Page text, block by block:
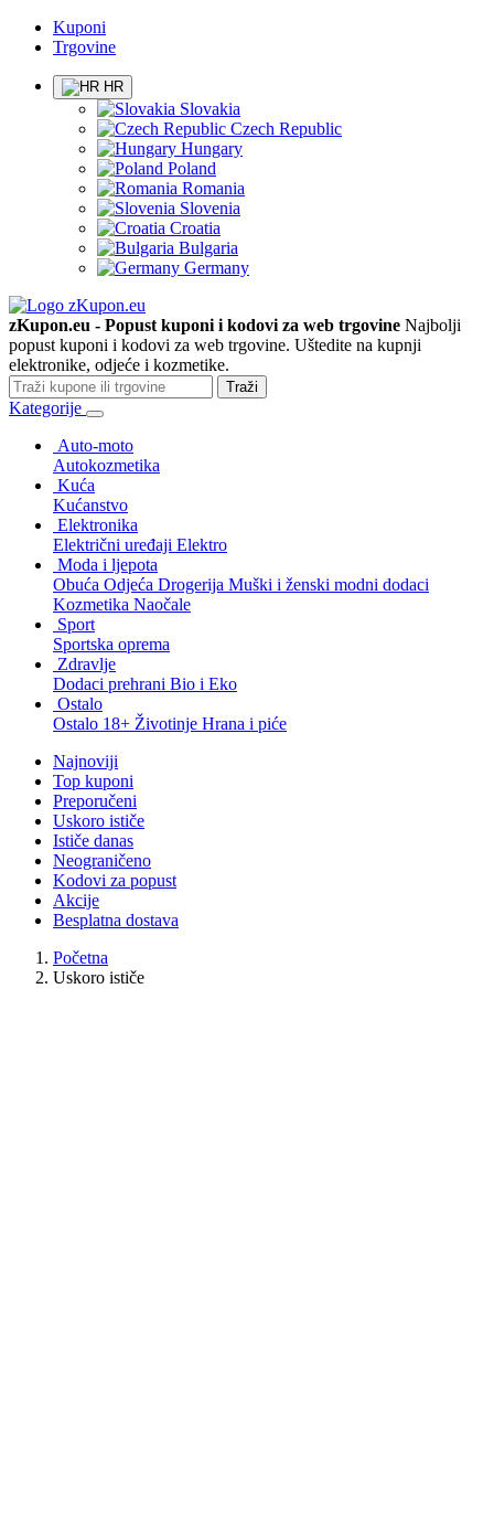
Kuponi
Trgovine
HR
Slovakia
Czech Republic
Hungary
Poland
Romania
Slovenia
Croatia
Bulgaria
Germany
zKupon.eu - Popust kuponi i kodovi za web trgovine Najbolji
popust kuponi i kodovi za web trgovine. Uštedite na kupnji
elektronike, odjeće i kozmetike.
Traži
Kategorije
Auto-moto
Autokozmetika
Kuća
Kućanstvo
Elektronika
Električni uređaji Elektro
Moda i ljepota
Obuća Odjeća Drogerija Muški i ženski modni dodaci
Kozmetika Naočale
Sport
Sportska oprema
Zdravlje
Dodaci prehrani Bio i Eko
Ostalo
Ostalo 18+ Životinje Hrana i piće
Najnoviji
Top kuponi
Preporučeni
Uskoro ističe
Ističe danas
Neograničeno
Kodovi za popust
Akcije
Besplatna dostava
Početna
Uskoro ističe